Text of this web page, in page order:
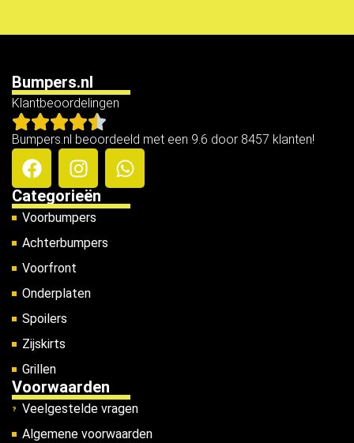
Bumpers.nl
Klantbeoordelingen
Bumpers.nl beoordeeld met een 9.6 door 8457 klanten!
Categorieën
Voorbumpers
Achterbumpers
Voorfront
Onderplaten
Spoilers
Zijskirts
Grillen
Voorwaarden
Veelgestelde vragen
Algemene voorwaarden